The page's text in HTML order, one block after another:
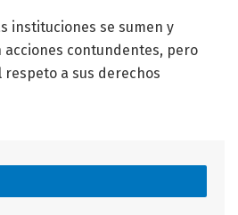
instituciones se sumen y
contundentes, pero
a sus derechos